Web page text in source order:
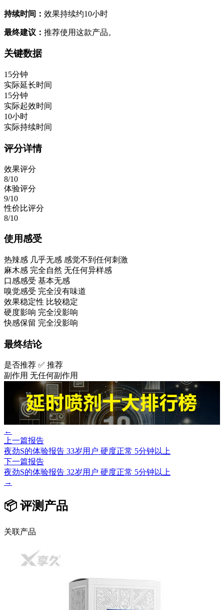
持续时间： 效果持续约10小时
最终建议： 推荐使用这款产品。
关键数据
15分钟
实际延长时间
15分钟
实际起效时间
10小时
实际持续时间
评分详情
效果评分
8/10
体验评分
9/10
性价比评分
8/10
使用感受
热辣感 几乎无感 感觉不到任何刺激
麻木感 完全自然 无任何异样感
口感感受 基本无感
嗅觉感受 完全没有味道
效果稳定性 比较稳定
硬度影响 完全没影响
快感保留 完全没影响
最终结论
是否推荐 ✅ 推荐
副作用 无任何副作用
←
上一篇报告
夜劲S的体验报告 33岁用户 硬度正常 5分钟以上
下一篇报告
夜劲S的体验报告 32岁用户 硬度正常 5分钟以上
→
📦 评测产品
关联产品